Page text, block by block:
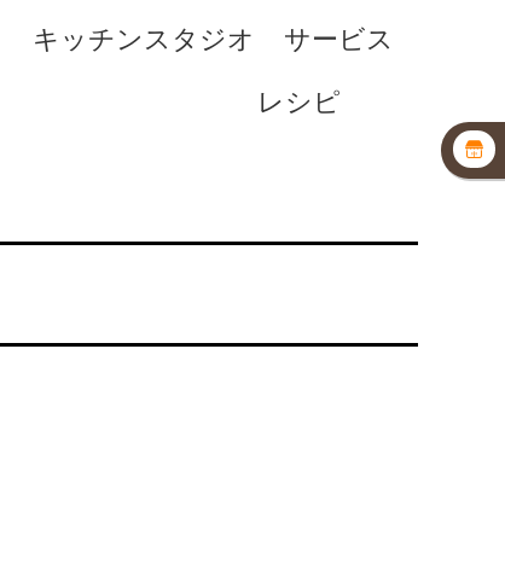
キッチンスタジオ サービス
レシピ